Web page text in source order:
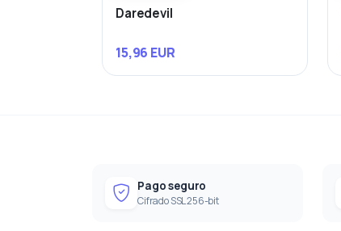
Daredevil
15,96 EUR
Pago seguro
Cifrado SSL 256-bit